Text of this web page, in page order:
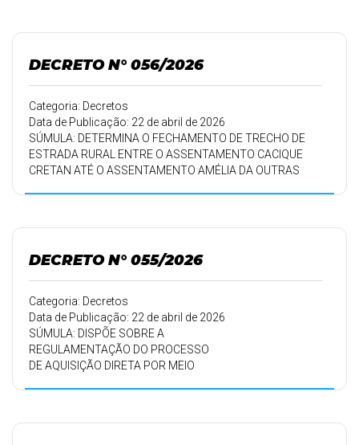
DECRETO N° 056/2026
Categoria: Decretos
Data de Publicação: 22 de abril de 2026
SÚMULA: DETERMINA O FECHAMENTO DE TRECHO DE
ESTRADA RURAL ENTRE O ASSENTAMENTO CACIQUE
CRETAN ATÉ O ASSENTAMENTO AMÉLIA DA OUTRAS
DECRETO N° 055/2026
Categoria: Decretos
Data de Publicação: 22 de abril de 2026
SÚMULA: DISPÕE SOBRE A
REGULAMENTAÇÃO DO PROCESSO
DE AQUISIÇÃO DIRETA POR MEIO